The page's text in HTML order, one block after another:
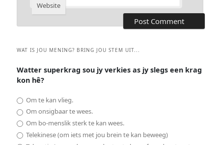
Website
WAT IS JOU MENING? BRING JOU STEM UIT...
Watter superkrag sou jy verkies as jy slegs een krag
kon hê?
Om te kan vlieg.
Om onsigbaar te wees.
Om bo-menslik sterk te kan wees.
Telekinese (om iets met jou brein te kan beweeg)